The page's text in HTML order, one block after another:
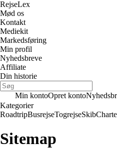
RejseLex
Mød os
Kontakt
Mediekit
Markedsføring
Min profil
Nyhedsbreve
Affiliate
Din historie
Min kontoOpret konto
Kategorier
RoadtripBusrejseTogrejseSkib
Sitemap